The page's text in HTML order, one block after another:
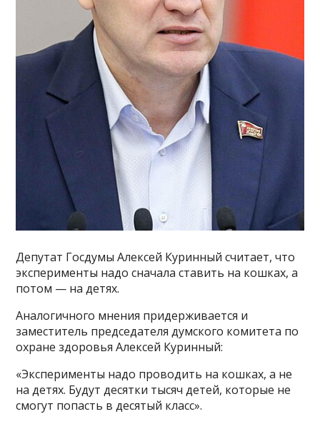
Депутат Госдумы Алексей Куринный считает, что
эксперименты надо сначала ставить на кошках, а
потом — на детях.
Аналогичного мнения придерживается и
заместитель председателя думского комитета по
охране здоровья Алексей Куринный:
«Эксперименты надо проводить на кошках, а не
на детях. Будут десятки тысяч детей, которые не
смогут попасть в десятый класс».